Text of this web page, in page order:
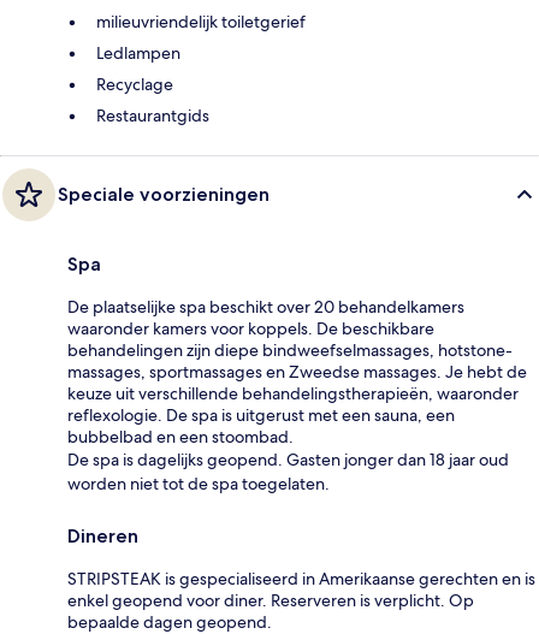
milieuvriendelijk toiletgerief
Ledlampen
Recyclage
Restaurantgids
Speciale voorzieningen
Spa
De plaatselijke spa beschikt over 20 behandelkamers
waaronder kamers voor koppels. De beschikbare
behandelingen zijn diepe bindweefselmassages, hotstone-
massages, sportmassages en Zweedse massages. Je hebt de
keuze uit verschillende behandelingstherapieën, waaronder
reflexologie. De spa is uitgerust met een sauna, een
bubbelbad en een stoombad.
De spa is dagelijks geopend. Gasten jonger dan 18 jaar oud
worden niet tot de spa toegelaten.
Dineren
STRIPSTEAK is gespecialiseerd in Amerikaanse gerechten en is
enkel geopend voor diner. Reserveren is verplicht. Op
bepaalde dagen geopend.